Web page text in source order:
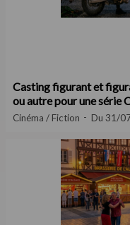
Casting figurant et
ou autre pour une série
Cinéma / Fiction Du 31/